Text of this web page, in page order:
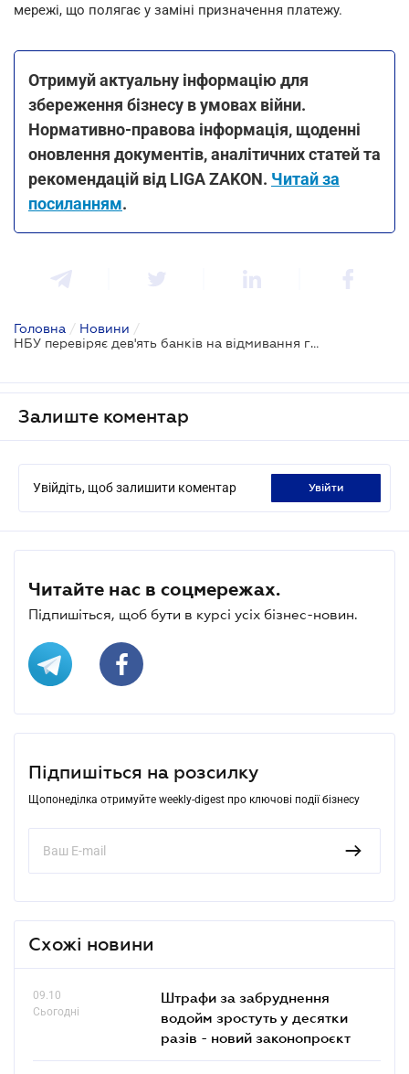
мережі, що полягає у заміні призначення платежу.
Отримуй актуальну інформацію для
збереження бізнесу в умовах війни.
Нормативно-правова інформація, щоденні
оновлення документів, аналітичних статей та
рекомендацій від LIGA ZAKON. Читай за
посиланням.
Головна / Новини /
НБУ перевіряє дев'ять банків на відмивання грошей грального бізнесу
Залиште коментар
Увійдіть, щоб залишити коментар увійти
Читайте нас в соцмережах.
Підпишіться, щоб бути в курсі усіх бізнес-новин.
Підпишіться на розсилку
Щопонеділка отримуйте weekly-digest про ключові події бізнесу
Схожі новини
09.10
Сьогодні
Штрафи за забруднення
водойм зростуть у десятки
разів - новий законопроєкт